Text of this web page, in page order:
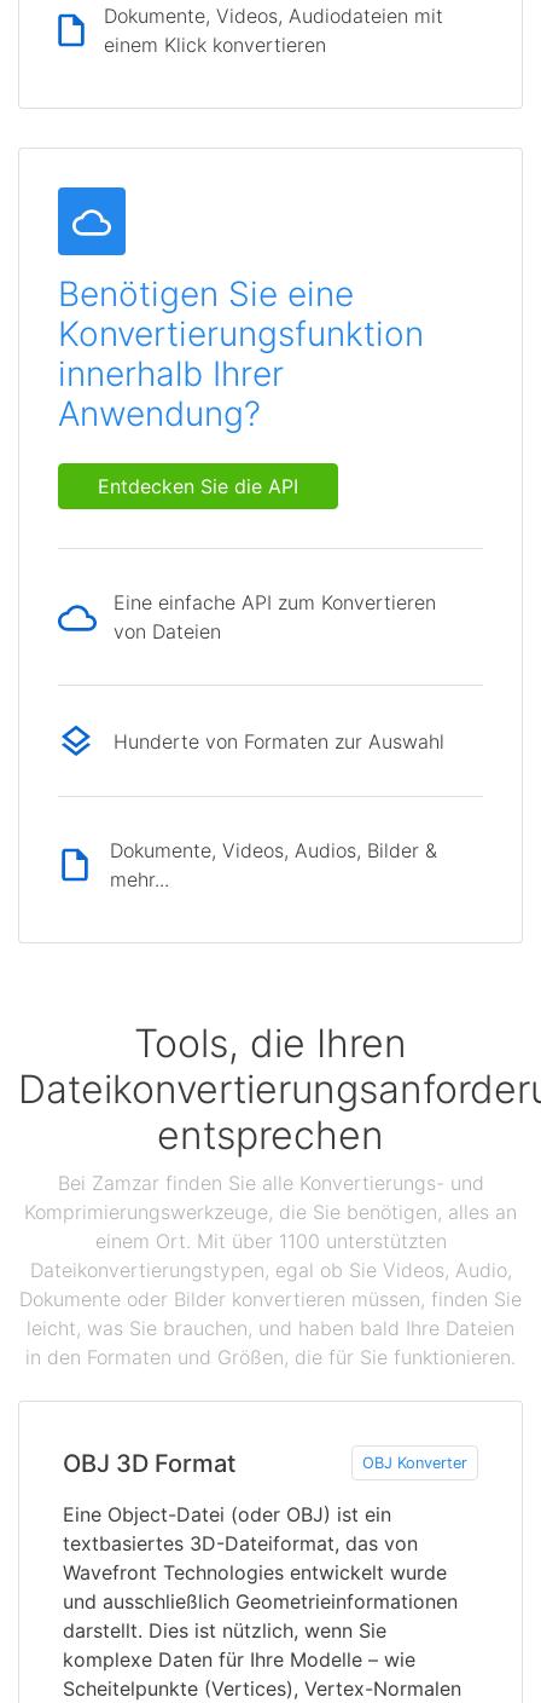
Dokumente, Videos, Audiodateien mit
einem Klick konvertieren
Benötigen Sie eine
Konvertierungsfunktion
innerhalb Ihrer
Anwendung?
Entdecken Sie die API
Eine einfache API zum Konvertieren
von Dateien
Hunderte von Formaten zur Auswahl
Dokumente, Videos, Audios, Bilder &
mehr...
Tools, die Ihren
entsprechen
Bei Zamzar finden Sie alle Konvertierungs- und
Komprimierungswerkzeuge, die Sie benötigen, alles an
einem Ort. Mit über 1100 unterstützten
Dateikonvertierungstypen, egal ob Sie Videos, Audio,
Dokumente oder Bilder konvertieren müssen, finden Sie
leicht, was Sie brauchen, und haben bald Ihre Dateien
in den Formaten und Größen, die für Sie funktionieren.
OBJ 3D Format OBJ Konverter
Eine Object-Datei (oder OBJ) ist ein
textbasiertes 3D-Dateiformat, das von
Wavefront Technologies entwickelt wurde
und ausschließlich Geometrieinformationen
darstellt. Dies ist nützlich, wenn Sie
komplexe Daten für Ihre Modelle – wie
Scheitelpunkte (Vertices), Vertex-Normalen